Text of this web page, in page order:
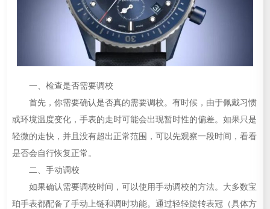
一、检查是否需要调校
首先，你需要确认是否真的需要调校。有时候，由于佩戴习惯
或环境温度变化，手表的走时可能会出现暂时性的偏差。如果只是
轻微的走快，并且没有超出正常范围，可以先观察一段时间，看看
是否会自行恢复正常。
二、手动调校
如果确认需要调校时间，可以使用手动调校的方法。大多数宝
珀手表都配备了手动上链和调时功能。通过轻轻旋转表冠（具体方